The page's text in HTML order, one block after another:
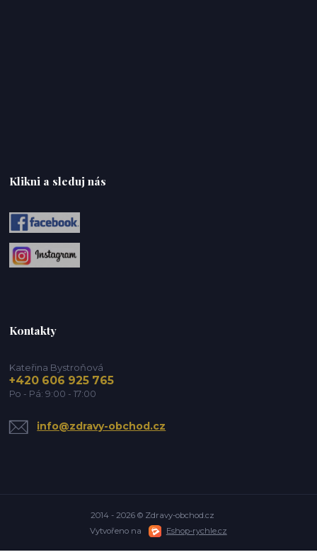
Klikni a sleduj nás
Kontakty
Kateřina Bystroňová
+420 606 925 765
Po - Pá: 9:00 - 17:00
info@zdravy-obchod.cz
2014 - 2026 © Zdravy-obchod.cz
Vytvořeno na
Eshop-rychle.cz